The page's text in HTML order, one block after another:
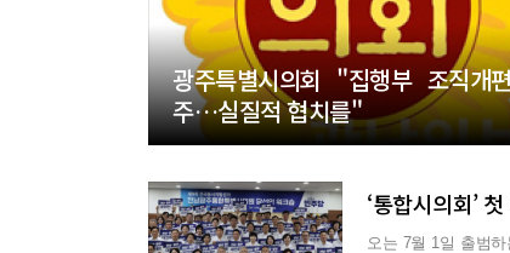
광주특별시의회 "집행부 조직개
주…실질적 협치를"
‘통합시의회’
오는 7월 1일 출범